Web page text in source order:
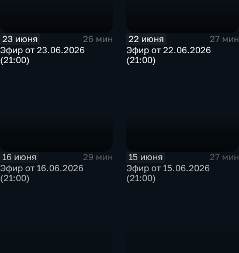
23 июня
26 мин
Эфир от 23.06.2026
(21:00)
22 июня
27 мин
Эфир от 22.06.2026
(21:00)
16 июня
29 мин
Эфир от 16.06.2026
(21:00)
15 июня
27 мин
Эфир от 15.06.2026
(21:00)